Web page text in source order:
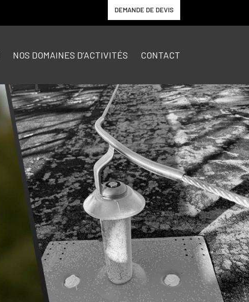
DEMANDE DE DEVIS
NOS DOMAINES D’ACTIVITÉS CONTACT